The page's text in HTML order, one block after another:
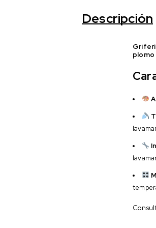
Descripción
plomo